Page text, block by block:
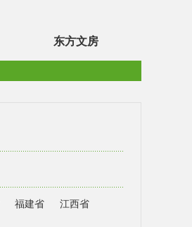
东方文房
福建省
江西省